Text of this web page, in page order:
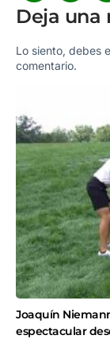
Deja una
Lo siento, debes
comentario.
Joaquín
espectacular